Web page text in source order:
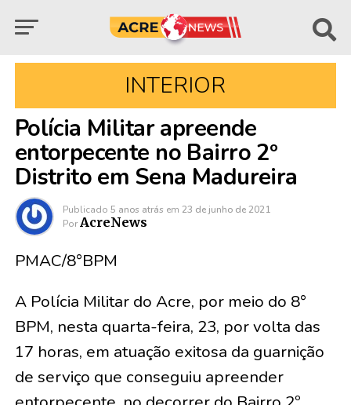
INTERIOR
Polícia Militar apreende
entorpecente no Bairro 2º
Distrito em Sena Madureira
Publicado 5 anos atrás em 23 de junho de 2021
Por AcreNews
PMAC/8°BPM
A Polícia Militar do Acre, por meio do 8°
BPM, nesta quarta-feira, 23, por volta das
17 horas, em atuação exitosa da guarnição
de serviço que conseguiu apreender